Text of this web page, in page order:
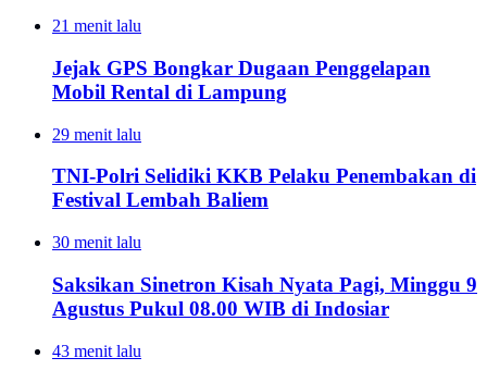
21 menit lalu
Jejak GPS Bongkar Dugaan Penggelapan
Mobil Rental di Lampung
29 menit lalu
TNI-Polri Selidiki KKB Pelaku Penembakan di
Festival Lembah Baliem
30 menit lalu
Saksikan Sinetron Kisah Nyata Pagi, Minggu 9
Agustus Pukul 08.00 WIB di Indosiar
43 menit lalu